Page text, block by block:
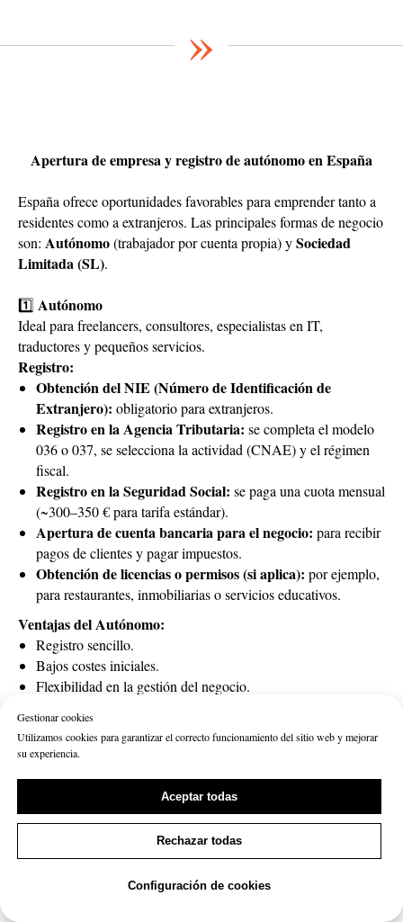
»
Apertura de empresa y registro de autónomo en España
España ofrece oportunidades favorables para emprender tanto a
residentes como a extranjeros. Las principales formas de negocio
son: Autónomo(trabajador por cuenta propia) ySociedad
Limitada (SL).
1️⃣ Autónomo
Ideal para freelancers, consultores, especialistas en IT,
traductores y pequeños servicios.
Registro:
Obtención del NIE (Número de Identificación de
Extranjero): obligatorio para extranjeros.
Registro en la Agencia Tributaria: se completa el modelo
036 o 037, se selecciona la actividad (CNAE) y el régimen
fiscal.
Registro en la Seguridad Social: se paga una cuota mensual
(~300–350 € para tarifa estándar).
Apertura de cuenta bancaria para el negocio: para recibir
pagos de clientes y pagar impuestos.
Obtención de licencias o permisos (si aplica): por ejemplo,
para restaurantes, inmobiliarias o servicios educativos.
Ventajas del Autónomo:
Registro sencillo.
Bajos costes iniciales.
Flexibilidad en la gestión del negocio.
Desventajas:
Responsabilidad personal frente a las obligaciones.
Alta cuota de seguridad social en los primeros años.
Sociedad Limitada (SL)
Adecuada para empresas con varios socios o negocios que
requieren protección de activos personales.
Comprobación y reserva del nombre de la empresa:
Gestionar cookies
Utilizamos cookies para garantizar el correcto funcionamiento del sitio web y mejorar
su experiencia.
Aceptar todas
Rechazar todas
Configuración de cookies